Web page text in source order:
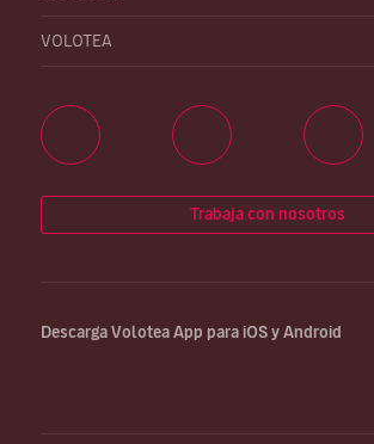
VOLOTEA
Trabaja con nosotros
Descarga Volotea App para iOS y Android